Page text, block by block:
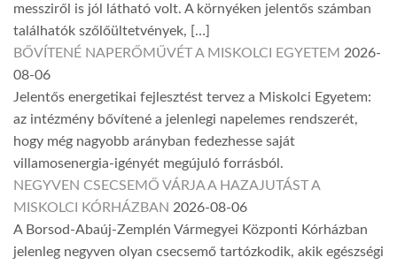
messziről is jól látható volt. A környéken jelentős számban
találhatók szőlőültetvények, […]
BŐVÍTENÉ NAPERŐMŰVÉT A MISKOLCI EGYETEM 2026-
08-06
Jelentős energetikai fejlesztést tervez a Miskolci Egyetem:
az intézmény bővítené a jelenlegi napelemes rendszerét,
hogy még nagyobb arányban fedezhesse saját
villamosenergia-igényét megújuló forrásból.
NEGYVEN CSECSEMŐ VÁRJA A HAZAJUTÁST A
MISKOLCI KÓRHÁZBAN 2026-08-06
A Borsod-Abaúj-Zemplén Vármegyei Központi Kórházban
jelenleg negyven olyan csecsemő tartózkodik, akik egészségi